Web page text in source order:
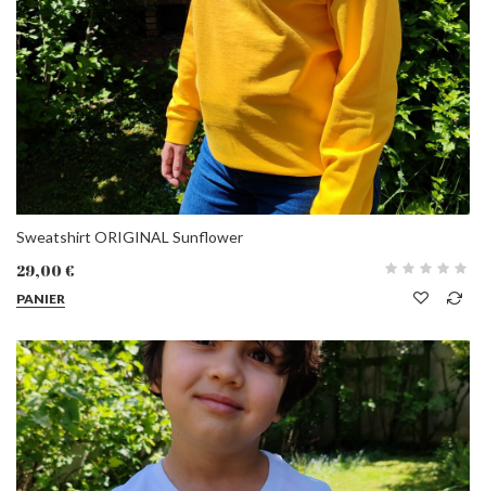
Sweatshirt ORIGINAL Sunflower
29,00 €
PANIER